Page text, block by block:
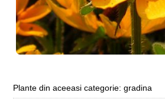
Plante din aceeasi categorie: gradina